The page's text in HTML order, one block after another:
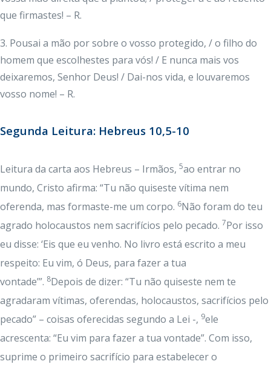
que firmastes! – R.
3. Pousai a mão por sobre o vosso protegido, / o filho do
homem que escolhestes para vós! / E nunca mais vos
deixaremos, Senhor Deus! / Dai-nos vida, e louvaremos
vosso nome! – R.
Segunda Leitura: Hebreus 10,5-10
Leitura da carta aos Hebreus – Irmãos, 5ao entrar no
mundo, Cristo afirma: “Tu não quiseste vítima nem
oferenda, mas formaste-me um corpo. 6Não foram do teu
agrado holocaustos nem sacrifícios pelo pecado. 7Por isso
eu disse: ‘Eis que eu venho. No livro está escrito a meu
respeito: Eu vim, ó Deus, para fazer a tua
vontade’”. 8Depois de dizer: “Tu não quiseste nem te
agradaram vítimas, oferendas, holocaustos, sacrifícios pelo
pecado” – coisas oferecidas segundo a Lei -, 9ele
acrescenta: “Eu vim para fazer a tua vontade”. Com isso,
suprime o primeiro sacrifício para estabelecer o